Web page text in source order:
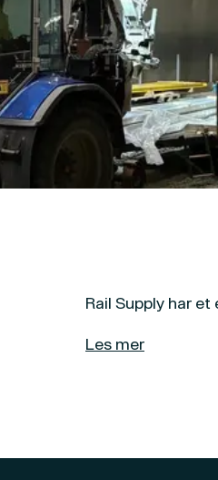
Rail Supply har
Les mer